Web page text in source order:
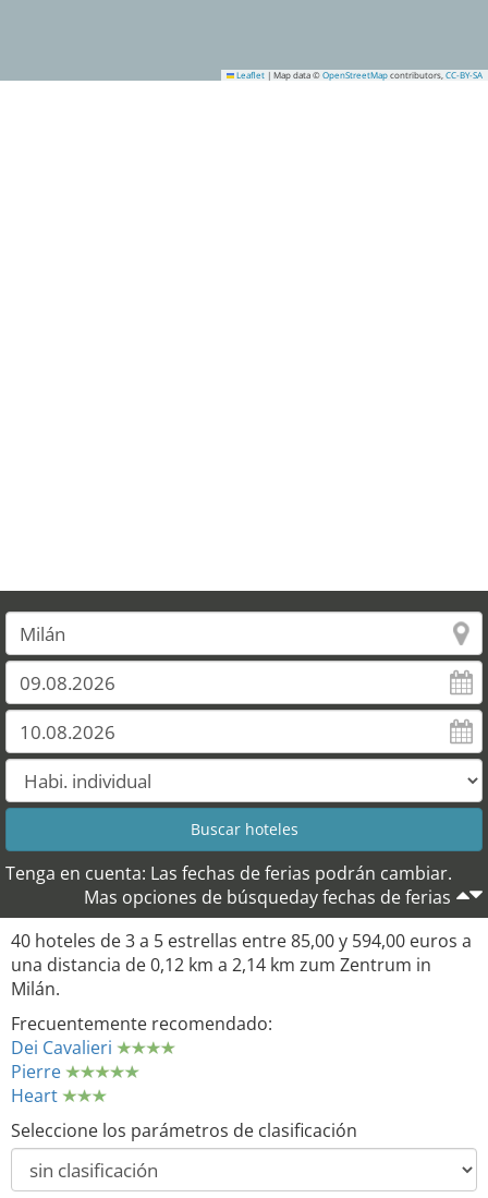
Leaflet | Map data © OpenStreetMap contributors, CC-BY-SA
Tenga en cuenta: Las fechas de ferias podrán cambiar.
Mas opciones de búsqueday fechas de ferias
40 hoteles de 3 a 5 estrellas entre 85,00 y 594,00 euros a
una distancia de 0,12 km a 2,14 km zum Zentrum in
Milán.
Frecuentemente recomendado:
Dei Cavalieri
Pierre
Heart
Seleccione los parámetros de clasificación